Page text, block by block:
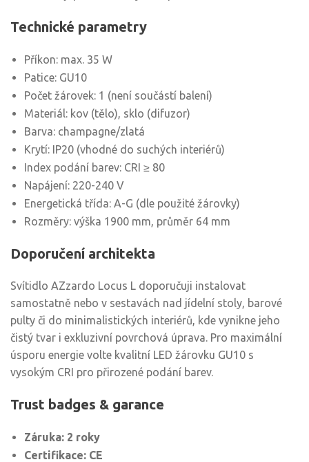
Technické parametry
Příkon: max. 35 W
Patice: GU10
Počet žárovek: 1 (není součástí balení)
Materiál: kov (tělo), sklo (difuzor)
Barva: champagne/zlatá
Krytí: IP20 (vhodné do suchých interiérů)
Index podání barev: CRI ≥ 80
Napájení: 220-240 V
Energetická třída: A-G (dle použité žárovky)
Rozměry: výška 1900 mm, průměr 64 mm
Doporučení architekta
Svítidlo AZzardo Locus L doporučuji instalovat
samostatně nebo v sestavách nad jídelní stoly, barové
pulty či do minimalistických interiérů, kde vynikne jeho
čistý tvar i exkluzivní povrchová úprava. Pro maximální
úsporu energie volte kvalitní LED žárovku GU10 s
vysokým CRI pro přirozené podání barev.
Trust badges & garance
Záruka: 2 roky
Certifikace: CE